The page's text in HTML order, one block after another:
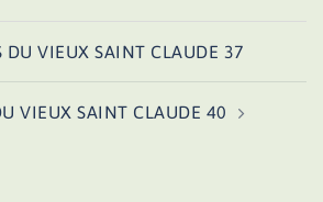
DU VIEUX SAINT CLAUDE 37
VIEUX SAINT CLAUDE 40